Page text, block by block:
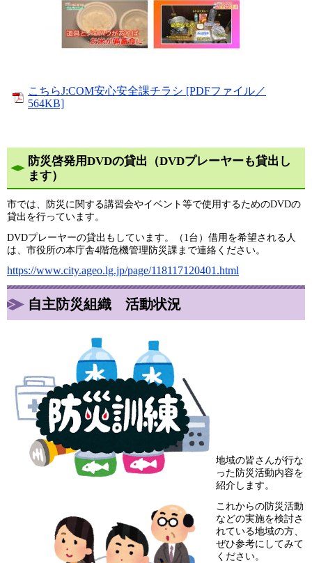
こちらJ:COM安心安全課チラシ [PDFファイル／
564KB]
防災啓発用DVDの貸出（DVDプレーヤーも貸出し
ます）
​市では、防災に関する講習会やイベント等で使用するためのDVDの
貸出を行っています。
DVDプレーヤーの貸出もしています。（1台）借用を希望される人
は、市役所の本庁舎4階危機管理防災課まで連絡ください。​
https://www.city.ageo.lg.jp/page/118117120401.html
自主防災組織 活動状況
地域の皆さんが行な
った防災活動内容を
紹介します。
これからの防災活動
などの実施を検討さ
れている地域の方、
ぜひ参考にしてみて
ください。